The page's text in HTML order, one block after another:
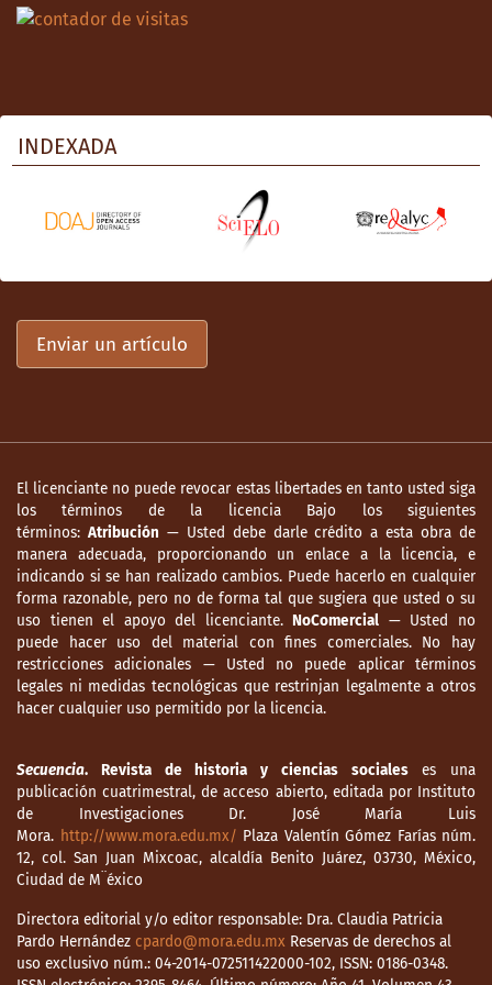
INDEXADA
Enviar un artículo
El licenciante no puede revocar estas libertades en tanto usted siga
los términos de la licencia Bajo los siguientes
términos: Atribución — Usted debe darle crédito a esta obra de
manera adecuada, proporcionando un enlace a la licencia, e
indicando si se han realizado cambios. Puede hacerlo en cualquier
forma razonable, pero no de forma tal que sugiera que usted o su
uso tienen el apoyo del licenciante.NoComercial — Usted no
puede hacer uso del material con fines comerciales. No hay
restricciones adicionales — Usted no puede aplicar términos
legales ni medidas tecnológicas que restrinjan legalmente a otros
hacer cualquier uso permitido por la licencia.
Secuencia. Revista de historia y ciencias socialeses una
publicación cuatrimestral, de acceso abierto, editada por Instituto
de Investigaciones Dr. José María Luis
Mora. http://www.mora.edu.mx/ Plaza Valentín Gómez Farías núm.
12, col. San Juan Mixcoac, alcaldía Benito Juárez, 03730, México,
Ciudad de M¨éxico
Directora editorial y/o editor responsable: Dra. Claudia Patricia
Pardo Hernández cpardo@mora.edu.mx Reservas de derechos al
uso exclusivo núm.: 04-2014-072511422000-102, ISSN: 0186-0348.